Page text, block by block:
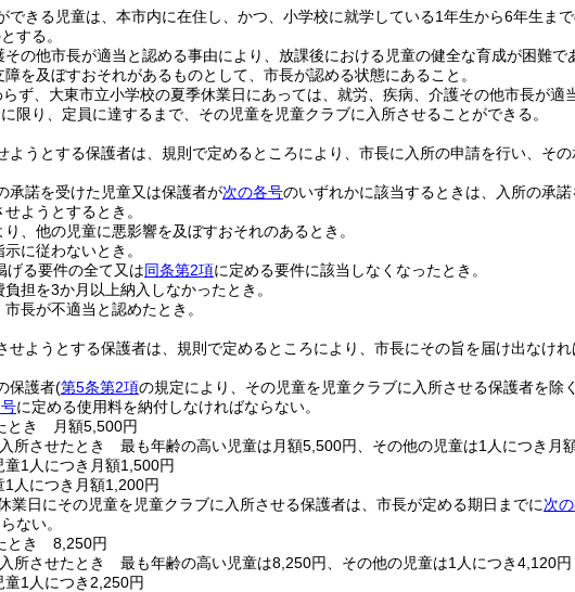
できる児童は、本市内に在住し、かつ、小学校に就学している1年生から6年生ま
する。
の他市長が適当と認める事由により、放課後における児童の健全な育成が困難で
を及ぼすおそれがあるものとして、市長が認める状態にあること。
ず、大東市立小学校の夏季休業日にあっては、就労、疾病、介護その他市長が適
限り、定員に達するまで、その児童を児童クラブに入所させることができる。
ようとする保護者は、規則で定めるところにより、市長に入所の申請を行い、その
承諾を受けた児童又は保護者が次の各号のいずれかに該当するときは、入所の承諾
ようとするとき。
、他の児童に悪影響を及ぼすおそれのあるとき。
に従わないとき。
げる要件の全て又は同条第2項に定める要件に該当しなくなったとき。
担を3か月以上納入しなかったとき。
長が不適当と認めたとき。
せようとする保護者は、規則で定めるところにより、市長にその旨を届け出なけれ
保護者(第5条第2項の規定により、その児童を児童クラブに入所させる保護者を除
に定める使用料を納付しなければならない。
とき 月額5,500円
所させたとき 最も年齢の高い児童は月額5,500円、その他の児童は1人につき月
1人につき月額1,500円
人につき月額1,200円
業日にその児童を児童クラブに入所させる保護者は、市長が定める期日までに次
ない。
とき 8,250円
所させたとき 最も年齢の高い児童は8,250円、その他の児童は1人につき4,120円
1人につき2,250円